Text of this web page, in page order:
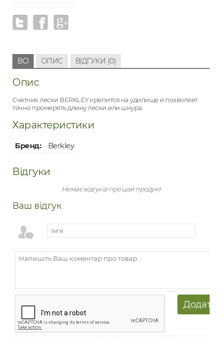
ВСІ ОПИС ВІДГУКИ (0)
Опис
Счетчик лески BERKLEY крепится на удилище и позволяет
точно промерять длину лески или шнура.
Характеристики
Бренд: Berkley
Відгуки
Немає відгуків про цей продукт
Ваш відгук